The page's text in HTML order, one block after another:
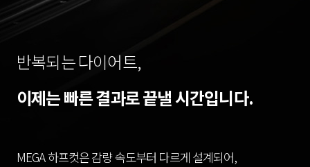
반복되는 다이어트,
이제는 빠른 결과로 끝낼 시간입니다.
MEGA 하프컷은 감량 속도부터 다르게 설계되어,